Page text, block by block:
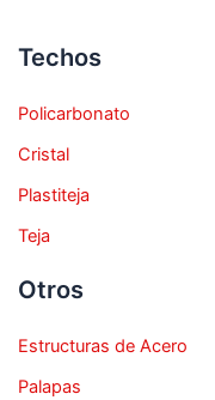
Techos
Policarbonato
Cristal
Plastiteja
Teja
Otros
Estructuras de Acero
Palapas